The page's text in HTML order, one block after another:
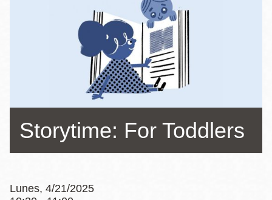
navegación
Storytime: For Toddlers
Lunes, 4/21/2025